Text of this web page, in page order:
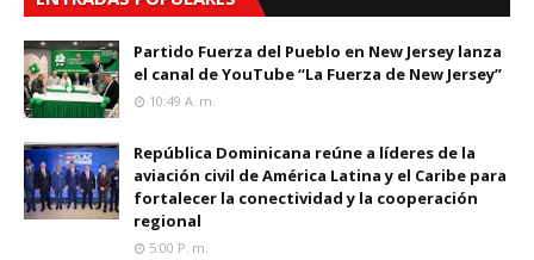
Partido Fuerza del Pueblo en New Jersey lanza
el canal de YouTube “La Fuerza de New Jersey”
10:49 A. M.
República Dominicana reúne a líderes de la
aviación civil de América Latina y el Caribe para
fortalecer la conectividad y la cooperación
regional
5:00 P. M.